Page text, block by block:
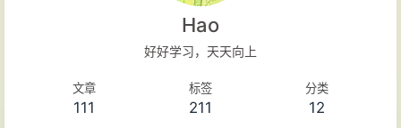
始:>http://www.google.com[blank]e=>end: 结
Hao
好好学习，天天向上
文章
111
标签
211
分类
12